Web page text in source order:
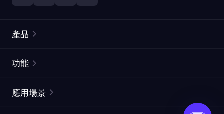
產品
靜態住宅代理
功能
應用場景